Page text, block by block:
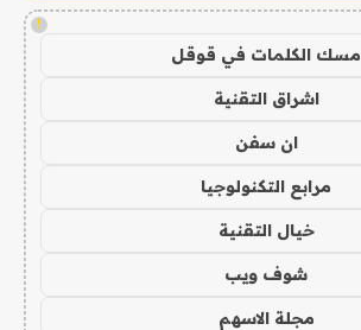
!
مسك الكلمات في قوقل
اشراق التقنية
ان سفن
مرابع التكنولوجيا
خيال التقنية
شوف ويب
مجلة الاسهم